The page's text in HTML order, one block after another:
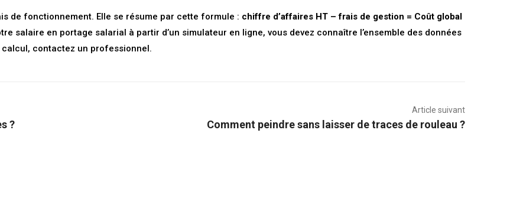
de fonctionnement. Elle se résume par cette formule : chiffre d’affaires HT – frais de gestion = Coût global
salaire en portage salarial à partir d’un simulateur en ligne, vous devez connaître l’ensemble des données
contactez un professionnel.
?
Article suivant
Comment peindre sans laisser de traces de rouleau ?